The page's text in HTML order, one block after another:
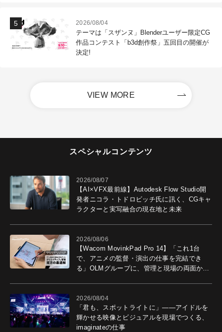
2026/08/04
テーマは「スザンヌ」Blenderユーザー限定CG
作品コンテスト「b3d創作祭」五回目の開催が
決定!
VIEW MORE
スペシャルコンテンツ
2026/08/07
【AI×VFX最前線】Autodesk Flow Studio開
発者ニコラ・トドロビッチ氏に訊く、CGキャ
ラクターと実写融合の現在地と未来
2026/08/06
【Wacom MovinkPad Pro 14】「これ1台
で、アニメの監督・演出の仕事を完結でき
る」OLMグループに、管理と現場の両面から
2026/08/04
「君も、スポットライトに」――アイドルを
輝かせる映像とビジュアルを現場でつくる、
imaginateの仕事